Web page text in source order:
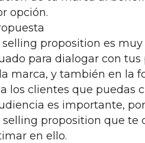
opción.
proposition es
para dialogar con
marca, y también en la
los clientes que puedas
es importante,
proposition que te
en ello.